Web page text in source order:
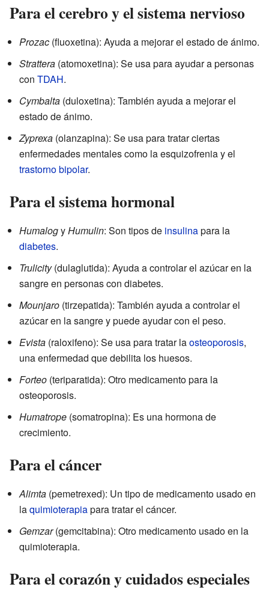
Para el cerebro y el sistema nervioso
Prozac (fluoxetina): Ayuda a mejorar el estado de ánimo.
Strattera (atomoxetina): Se usa para ayudar a personas
con TDAH.
Cymbalta (duloxetina): También ayuda a mejorar el
estado de ánimo.
Zyprexa (olanzapina): Se usa para tratar ciertas
enfermedades mentales como la esquizofrenia y el
trastorno bipolar.
Para el sistema hormonal
HumalogyHumulin: Son tipos de insulinapara la
diabetes.
Trulicity(dulaglutida): Ayuda a controlar el azúcar en la
sangre en personas con diabetes.
Mounjaro (tirzepatida): También ayuda a controlar el
azúcar en la sangre y puede ayudar con el peso.
Evista (raloxifeno): Se usa para tratar laosteoporosis,
una enfermedad que debilita los huesos.
Forteo (teriparatida): Otro medicamento para la
osteoporosis.
Humatrope (somatropina): Es una hormona de
crecimiento.
Para el cáncer
Alimta (pemetrexed): Un tipo de medicamento usado en
laquimioterapiapara tratar el cáncer.
Gemzar(gemcitabina): Otro medicamento usado en la
quimioterapia.
Para el corazón y cuidados especiales